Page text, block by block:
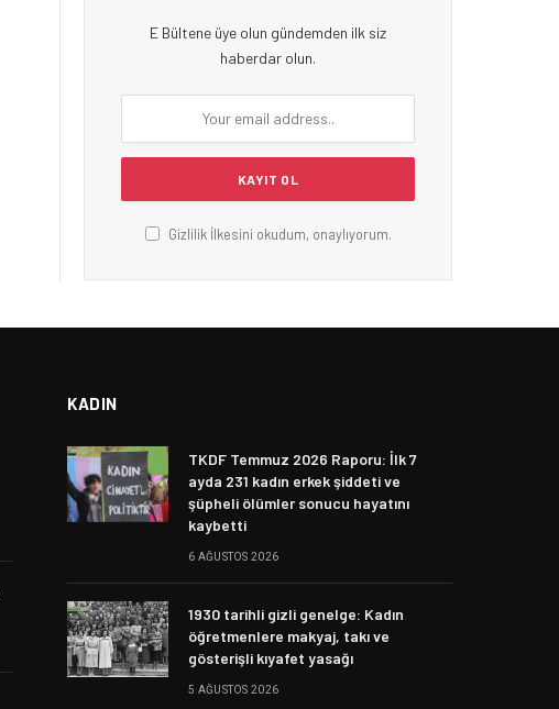
E Bültene üye olun gündemden ilk siz
haberdar olun.
Gizlilik İlkesini okudum, onaylıyorum.
KADIN
TKDF Temmuz 2026 Raporu: İlk 7
ayda 231 kadın erkek şiddeti ve
şüpheli ölümler sonucu hayatını
kaybetti
6 AĞUSTOS 2026
1930 tarihli gizli genelge: Kadın
öğretmenlere makyaj, takı ve
gösterişli kıyafet yasağı
5 AĞUSTOS 2026